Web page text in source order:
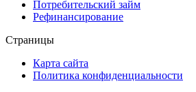
Потребительский займ
Рефинансирование
Страницы
Карта сайта
Политика конфиденциальности